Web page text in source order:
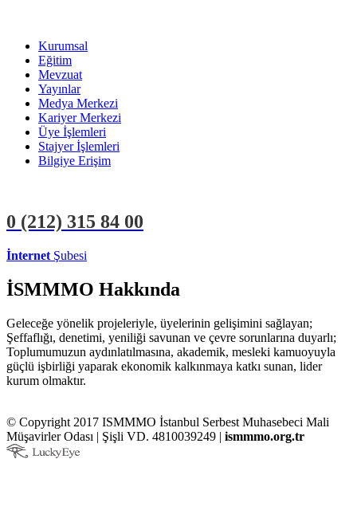
Kurumsal
Eğitim
Mevzuat
Yayınlar
Medya Merkezi
Kariyer Merkezi
Üye İşlemleri
Stajyer İşlemleri
Bilgiye Erişim
0 (212) 315 84 00
İnternet Şubesi
İSMMMO Hakkında
Geleceğe yönelik projeleriyle, üyelerinin gelişimini sağlayan;
Şeffaflığı, denetimi, yeniliği savunan ve çevre sorunlarına duyarlı;
Toplumumuzun aydınlatılmasına, akademik, mesleki kamuoyuyla
güçlü işbirliği yaparak ekonomik kalkınmaya katkı sunan, lider
kurum olmaktır.
© Copyright 2017 ISMMMO İstanbul Serbest Muhasebeci Mali
Müşavirler Odası | Şişli VD. 4810039249 | ismmmo.org.tr